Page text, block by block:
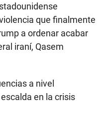
que finalmente
a ordenar acabar
iraní, Qasem
a nivel
en la crisis